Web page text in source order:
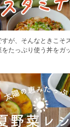
が、そんなときこそ
たっぷり使う丼をガ